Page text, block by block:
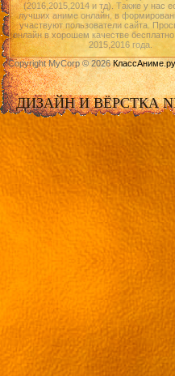
(2016,2015,2014 и тд). Также у нас
лучших аниме онлайн, в
участвуют пользователи сайта.
онлайн в хорошем качестве
2015,2016 года.
Copyright MyCorp © 2026КлассАниме.ру
ДИЗАЙН И ВЁРСТКА